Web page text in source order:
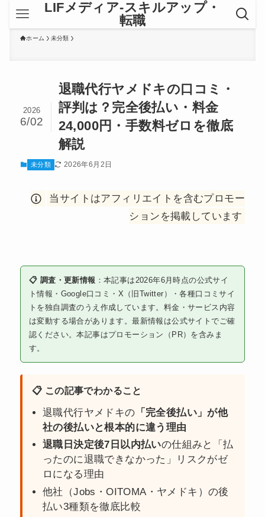
LIFメディア-スキルアップ・
転職
ホーム 未分類
退職代行ヤメドキの口コミ・
評判は？完全後払い・料金
24,000円・手数料ゼロを徹底
解説
2026
6/02
未分類 2026年6月2日
当サイトはアフィリエイトを含むプロモー
ションを掲載しています
📋 調査・更新情報 ：本記事は2026年6月時点の公式サイ
ト情報・Google口コミ・X（旧Twitter）・各種口コミサイ
トを独自調査のうえ作成しています。料金・サービス内容
は変動する場合があります。最新情報は公式サイトでご確
認ください。本記事はプロモーション（PR）を含みま
す。
📋 この記事でわかること
退職代行ヤメドキの 「完全後払い」が他
社の後払いと根本的に違う理由
退職日決定後7日以内払いの仕組みと「払
ったのに退職できなかった」リスクがゼ
ロになる理由
他社（Jobs・OITOMA・ヤメドキ）の後
払い3種類を徹底比較